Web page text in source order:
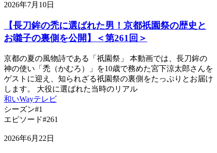
2026年7月10日
【長刀鉾の禿に選ばれた男！京都祇園祭の歴史と
お囃子の裏側を公開】＜第261回＞
京都の夏の風物詩である「祇園祭」 本動画では、長刀鉾の
神の使い「禿（かむろ）」を10歳で務めた宮下涼太郎さんを
ゲストに迎え、知られざる祇園祭の裏側をたっぷりとお届け
します。 大役に選ばれた当時のリアル
和いWayテレビ
シーズン#1
エピソード#261
2026年6月22日